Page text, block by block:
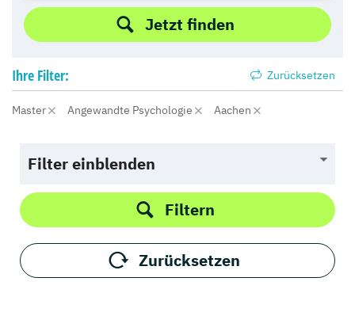
Jetzt finden
Ihre Filter: Zurücksetzen
Master Angewandte Psychologie Aachen
Filter einblenden
Filtern
Zurücksetzen